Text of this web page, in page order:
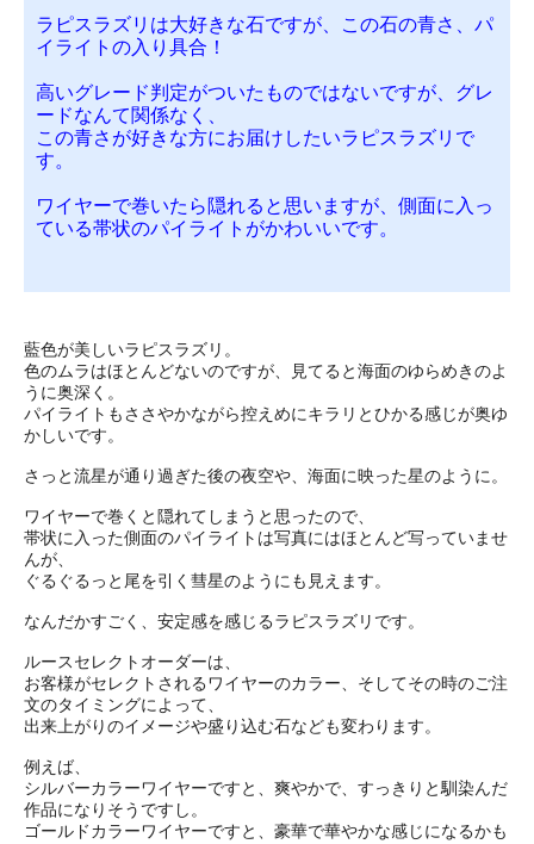
ラピスラズリは大好きな石ですが、この石の青さ、パ
イライトの入り具合！
高いグレード判定がついたものではないですが、グレ
ードなんて関係なく、
この青さが好きな方にお届けしたいラピスラズリで
す。
ワイヤーで巻いたら隠れると思いますが、側面に入っ
ている帯状のパイライトがかわいいです。
藍色が美しいラピスラズリ。
色のムラはほとんどないのですが、見てると海面のゆらめきのよ
うに奥深く。
パイライトもささやかながら控えめにキラリとひかる感じが奥ゆ
かしいです。
さっと流星が通り過ぎた後の夜空や、海面に映った星のように。
ワイヤーで巻くと隠れてしまうと思ったので、
帯状に入った側面のパイライトは写真にはほとんど写っていませ
んが、
ぐるぐるっと尾を引く彗星のようにも見えます。
なんだかすごく、安定感を感じるラピスラズリです。
ルースセレクトオーダーは、
お客様がセレクトされるワイヤーのカラー、そしてその時のご注
文のタイミングによって、
出来上がりのイメージや盛り込む石なども変わります。
例えば、
シルバーカラーワイヤーですと、爽やかで、すっきりと馴染んだ
作品になりそうですし。
ゴールドカラーワイヤーですと、豪華で華やかな感じになるかも